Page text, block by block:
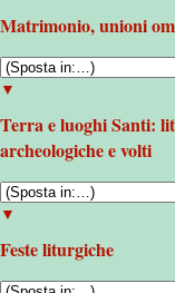
Matrimonio, unioni
▼
Terra e luoghi Santi:
archeologiche e volti
▼
Feste liturgiche